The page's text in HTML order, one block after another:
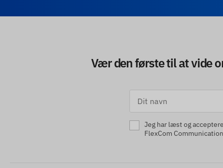
Vær den første til at vide
Jeg har læst og
FlexCom